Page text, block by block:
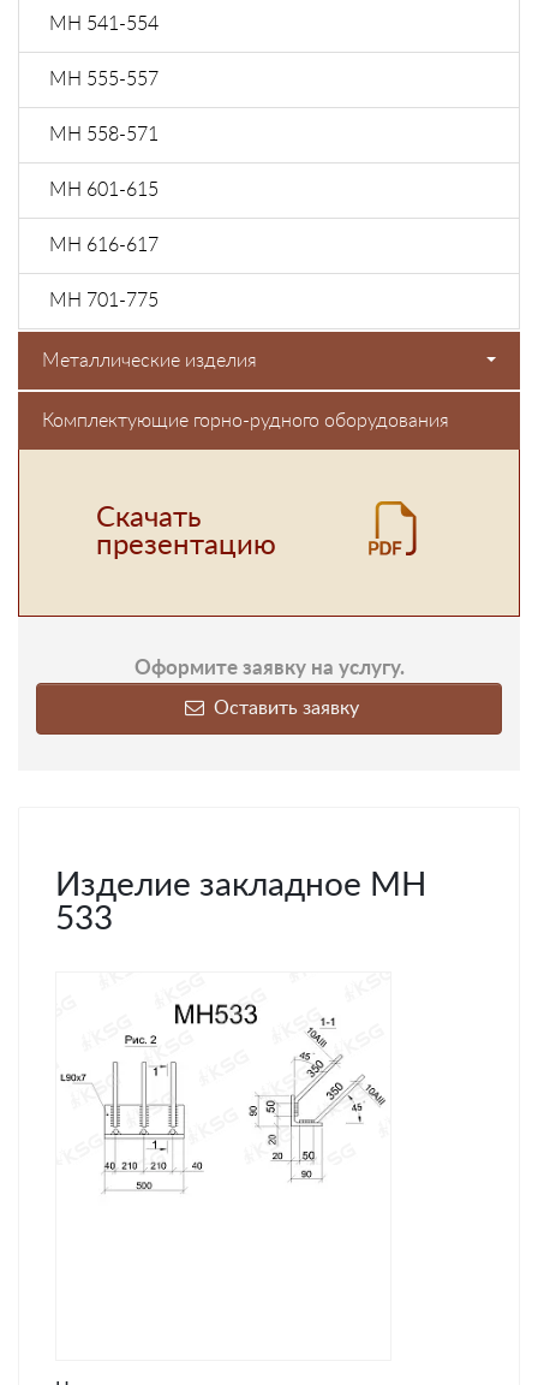
МН 541-554
МН 555-557
МН 558-571
МН 601-615
МН 616-617
МН 701-775
Металлические изделия
Комплектующие горно-рудного оборудования
Скачать
презентацию
Оформите заявку на услугу.
Оставить заявку
Изделие закладное МН
533